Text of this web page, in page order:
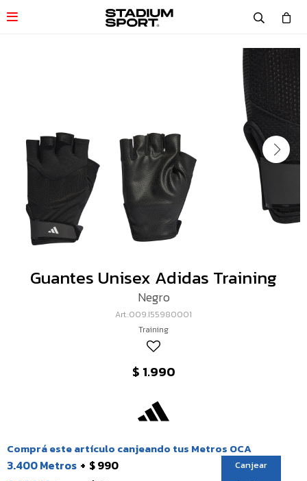

Guantes Unisex Adidas Training
Negro
009.I55980001
Training
$ 1.990
Comprá este artículo canjeando tus Metros OCA
3.400 Metros $ 990 Canjear